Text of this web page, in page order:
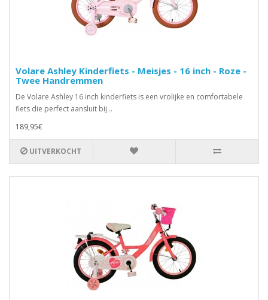
Volare Ashley Kinderfiets - Meisjes - 16 inch - Roze -
Twee Handremmen
De Volare Ashley 16 inch kinderfiets is een vrolijke en comfortabele
fiets die perfect aansluit bij ..
189,95€
UITVERKOCHT